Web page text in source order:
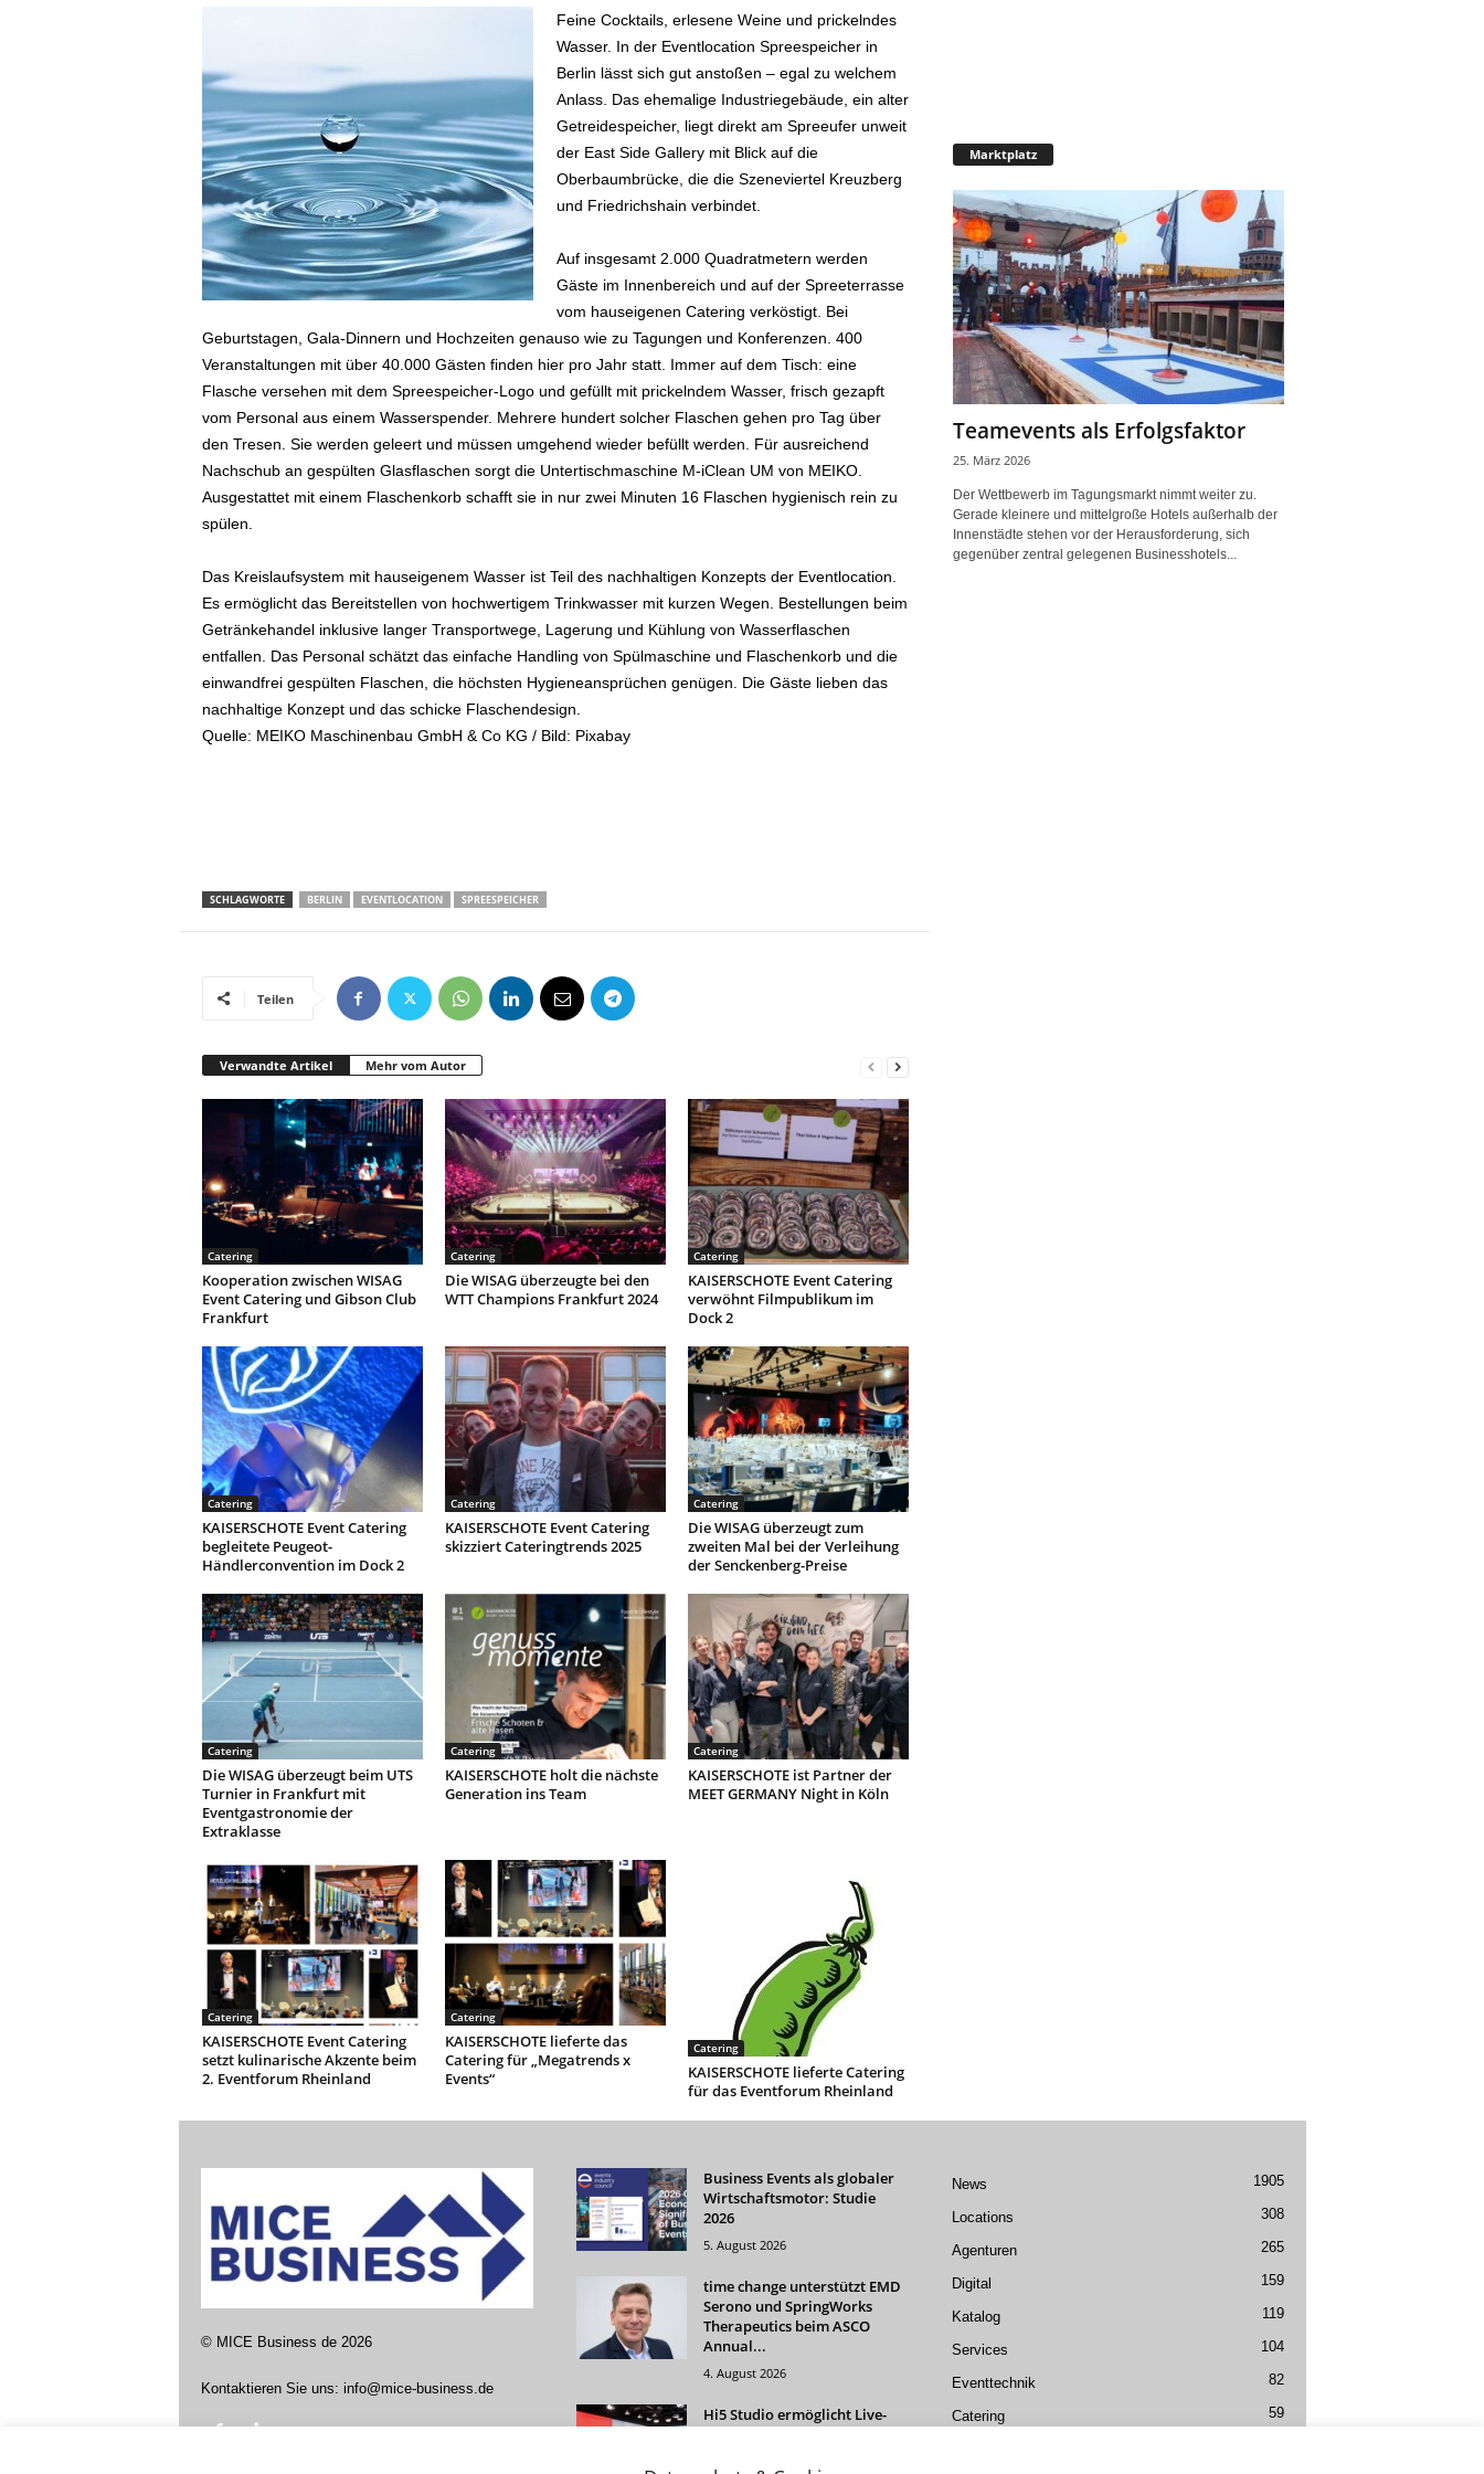
Feine Cocktails, erlesene Weine und prickelndes
Wasser. In der Eventlocation Spreespeicher in
Berlin lässt sich gut anstoßen – egal zu welchem
Anlass. Das ehemalige Industriegebäude, ein alter
Getreidespeicher, liegt direkt am Spreeufer unweit
der East Side Gallery mit Blick auf die
Oberbaumbrücke, die die Szeneviertel Kreuzberg
und Friedrichshain verbindet.
Auf insgesamt 2.000 Quadratmetern werden
Gäste im Innenbereich und auf der Spreeterrasse
vom hauseigenen Catering verköstigt. Bei
Geburtstagen, Gala-Dinnern und Hochzeiten genauso wie zu Tagungen und Konferenzen. 400
Veranstaltungen mit über 40.000 Gästen finden hier pro Jahr statt. Immer auf dem Tisch: eine
Flasche versehen mit dem Spreespeicher-Logo und gefüllt mit prickelndem Wasser, frisch gezapft
vom Personal aus einem Wasserspender. Mehrere hundert solcher Flaschen gehen pro Tag über
den Tresen. Sie werden geleert und müssen umgehend wieder befüllt werden. Für ausreichend
Nachschub an gespülten Glasflaschen sorgt die Untertischmaschine M-iClean UM von MEIKO.
Ausgestattet mit einem Flaschenkorb schafft sie in nur zwei Minuten 16 Flaschen hygienisch rein zu
spülen.
Das Kreislaufsystem mit hauseigenem Wasser ist Teil des nachhaltigen Konzepts der Eventlocation.
Es ermöglicht das Bereitstellen von hochwertigem Trinkwasser mit kurzen Wegen. Bestellungen beim
Getränkehandel inklusive langer Transportwege, Lagerung und Kühlung von Wasserflaschen
entfallen. Das Personal schätzt das einfache Handling von Spülmaschine und Flaschenkorb und die
einwandfrei gespülten Flaschen, die höchsten Hygieneansprüchen genügen. Die Gäste lieben das
nachhaltige Konzept und das schicke Flaschendesign.
Quelle: MEIKO Maschinenbau GmbH & Co KG / Bild: Pixabay
SCHLAGWORTE BERLIN EVENTLOCATION SPREESPEICHER
Teilen
Verwandte Artikel Mehr vom Autor
Catering
Kooperation zwischen WISAG
Event Catering und Gibson Club
Frankfurt
Catering
Die WISAG überzeugte bei den
WTT Champions Frankfurt 2024
Catering
KAISERSCHOTE Event Catering
verwöhnt Filmpublikum im
Dock 2
Catering
KAISERSCHOTE Event Catering
begleitete Peugeot-
Händlerconvention im Dock 2
Catering
KAISERSCHOTE Event Catering
skizziert Cateringtrends 2025
Catering
Die WISAG überzeugt zum
zweiten Mal bei der Verleihung
der Senckenberg-Preise
Catering
Die WISAG überzeugt beim UTS
Turnier in Frankfurt mit
Eventgastronomie der
Extraklasse
Catering
KAISERSCHOTE holt die nächste
Generation ins Team
Catering
KAISERSCHOTE ist Partner der
MEET GERMANY Night in Köln
Catering
KAISERSCHOTE Event Catering
setzt kulinarische Akzente beim
2. Eventforum Rheinland
Catering
KAISERSCHOTE lieferte das
Catering für „Megatrends x
Events“
Catering
KAISERSCHOTE lieferte Catering
für das Eventforum Rheinland
Marktplatz
Teamevents als Erfolgsfaktor
25. März 2026
Der Wettbewerb im Tagungsmarkt nimmt weiter zu.
Gerade kleinere und mittelgroße Hotels außerhalb der
Innenstädte stehen vor der Herausforderung, sich
gegenüber zentral gelegenen Businesshotels...
© MICE Business de2026
Kontaktieren Sie uns: info@mice-business.de
Business Events als globaler
Wirtschaftsmotor: Studie
2026
5. August 2026
time change unterstützt EMD
Serono und SpringWorks
Therapeutics beim ASCO
Annual...
4. August 2026
Hi5 Studio ermöglicht Live-
News 1905
Locations 308
Agenturen 265
Digital 159
Katalog 119
Services 104
Eventtechnik 82
Catering 59